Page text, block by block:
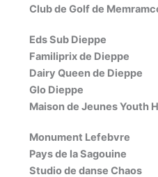
Club de Golf de
Eds Sub Dieppe
Familiprix de Dieppe
Dairy Queen de Dieppe
Glo Dieppe
Maison de Jeunes Youth
Monument Lefebvre
Pays de la Sagouine
Studio de danse Chaos